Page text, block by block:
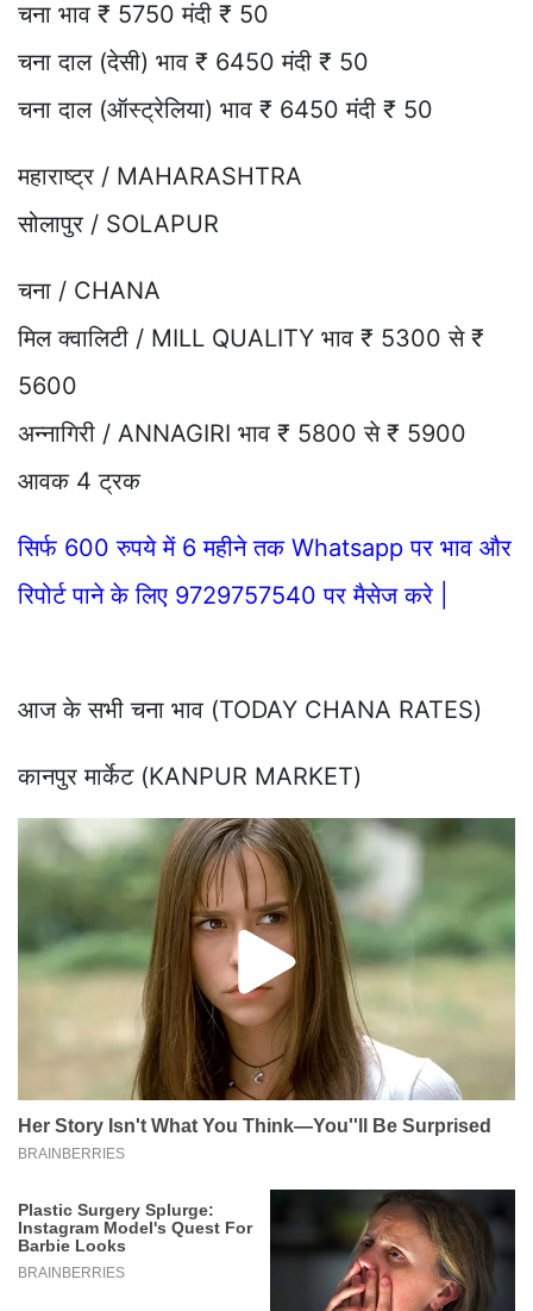
चना भाव ₹ 5750 मंदी ₹ 50
चना दाल (देसी) भाव ₹ 6450 मंदी ₹ 50
चना दाल (ऑस्ट्रेलिया) भाव ₹ 6450 मंदी ₹ 50
महाराष्ट्र / MAHARASHTRA
सोलापुर / SOLAPUR
चना / CHANA
मिल क्वालिटी / MILL QUALITY भाव ₹ 5300 से ₹
5600
अन्नागिरी / ANNAGIRI भाव ₹ 5800 से ₹ 5900
आवक 4 ट्रक
सिर्फ 600 रुपये में 6 महीने तक Whatsapp पर भाव और
रिपोर्ट पाने के लिए 9729757540 पर मैसेज करे |
आज के सभी चना भाव (TODAY CHANA RATES)
कानपुर मार्केट (KANPUR MARKET)